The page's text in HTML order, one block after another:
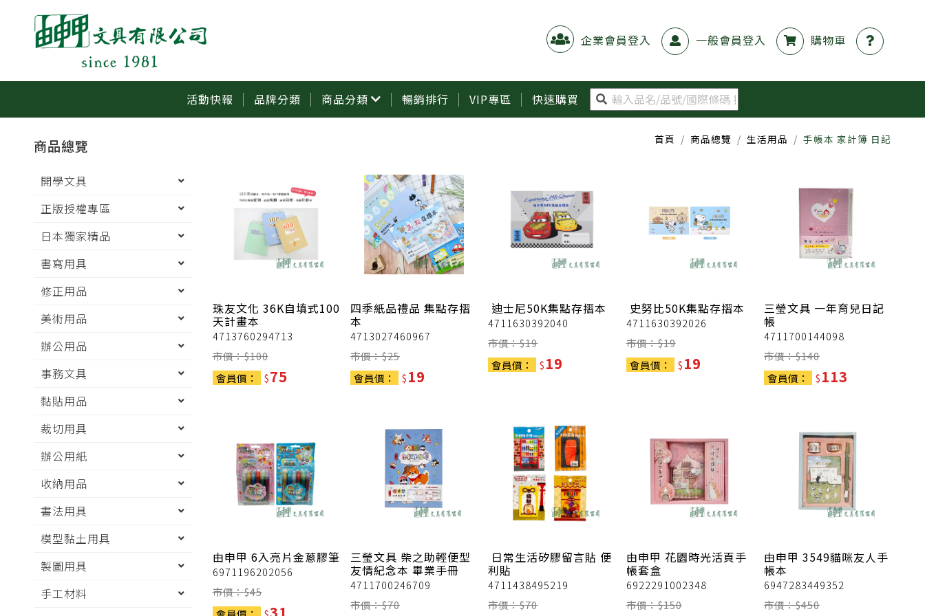
企業會員登入 一般會員登入 購物車
活動快報 品牌分類 商品分類 暢銷排行 VIP專區 快速購買
商品總覽
開學文具
正版授權專區
日本獨家精品
書寫用具
修正用品
美術用品
辦公用品
事務文具
黏貼用品
裁切用具
辦公用紙
收納用品
書法用具
模型黏土用具
製圖用具
手工材料
首頁 商品總覽 生活用品 手帳本 家計簿 日記
珠友文化 36K自填式100
天計畫本
4713760294713
市價：$100
會員價：
$75
四季紙品禮品 集點存摺
本
4713027460967
市價：$25
會員價：
$19
迪士尼50K集點存摺本
4711630392040
市價：$19
會員價：
$19
史努比50K集點存摺本
4711630392026
市價：$19
會員價：
$19
三瑩文具 一年育兒日記
帳
4711700144098
市價：$140
會員價：
$113
由申甲 6入亮片金蔥膠筆
6971196202056
市價：$45
31
三瑩文具 柴之助輕便型
友情紀念本 畢業手冊
4711700246709
市價：$70
日常生活矽膠留言貼 便
利貼
4711438495219
市價：$70
由申甲 花園時光活頁手
帳套盒
6922291002348
市價：$150
由申甲 3549貓咪友人手
帳本
6947283449352
市價：$450